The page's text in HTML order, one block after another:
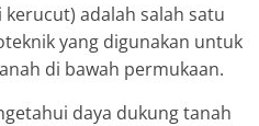
adalah salah satu
yang digunakan untuk
di bawah permukaan.
daya dukung tanah